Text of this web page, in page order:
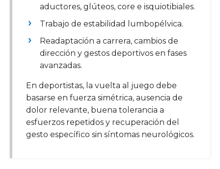
aductores, glúteos, core e isquiotibiales.
Trabajo de estabilidad lumbopélvica.
Readaptación a carrera, cambios de
dirección y gestos deportivos en fases
avanzadas.
En deportistas, la vuelta al juego debe
basarse en fuerza simétrica, ausencia de
dolor relevante, buena tolerancia a
esfuerzos repetidos y recuperación del
gesto específico sin síntomas neurológicos.